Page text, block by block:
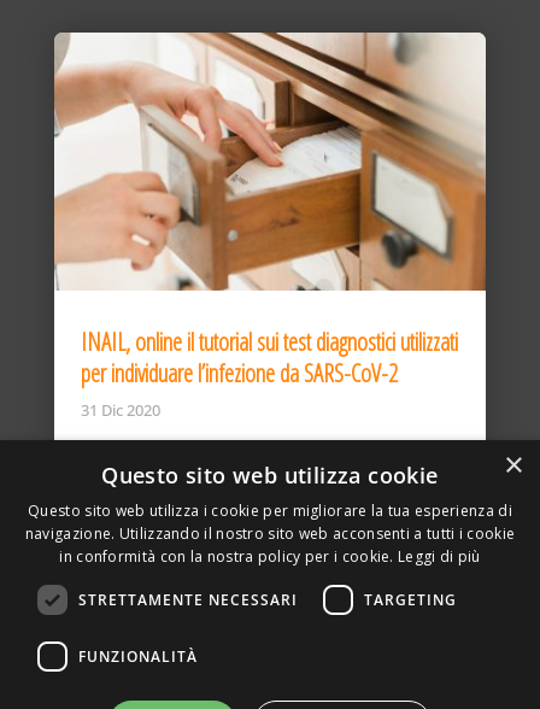
INAIL, online il tutorial sui test diagnostici utilizzati
per individuare l’infezione da SARS-CoV-2
31 Dic 2020
DELLA TORRE, 15 – 20127 – MILANO – P. IVA
×
Questo sito web utilizza cookie
Questo sito web utilizza i cookie per migliorare la tua esperienza di
navigazione. Utilizzando il nostro sito web acconsenti a tutti i cookie
in conformità con la nostra policy per i cookie. Leggi di più
STRETTAMENTE NECESSARI TARGETING
FUNZIONALITÀ